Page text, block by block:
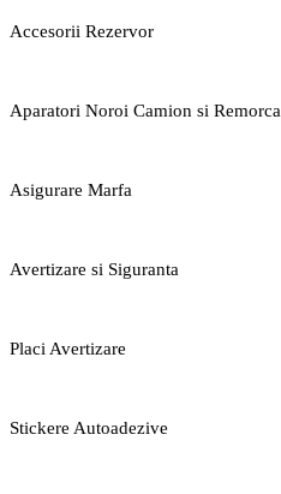
Accesorii Rezervor
Aparatori Noroi Camion si Remorca
Asigurare Marfa
Avertizare si Siguranta
Placi Avertizare
Stickere Autoadezive